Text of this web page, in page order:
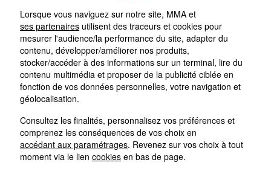
Lorsque vous naviguez sur notre site, MMA et
ses partenaires utilisent des traceurs et cookies pour
mesurer l'audience/la performance du site, adapter du
contenu, développer/améliorer nos produits,
stocker/accéder à des informations sur un terminal, lire du
contenu multimédia et proposer de la publicité ciblée en
fonction de vos données personnelles, votre navigation et
géolocalisation.
Consultez les finalités, personnalisez vos préférences et
comprenez les conséquences de vos choix en
accédant aux paramétrages. Revenez sur vos choix à tout
moment via le lien cookies en bas de page.